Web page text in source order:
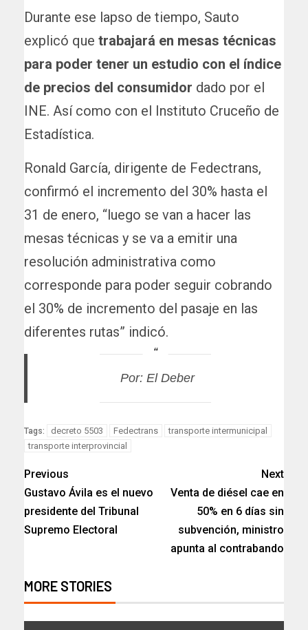
Durante ese lapso de tiempo, Sauto
explicó que trabajará en mesas técnicas
para poder tener un estudio con el índice
de precios del consumidor dado por el
INE. Así como con el Instituto Cruceño de
Estadística.
Ronald García, dirigente de Fedectrans,
confirmó el incremento del 30% hasta el
31 de enero, “luego se van a hacer las
mesas técnicas y se va a emitir una
resolución administrativa como
corresponde para poder seguir cobrando
el 30% de incremento del pasaje en las
diferentes rutas” indicó.
Por: El Deber
Tags: decreto 5503 Fedectrans
transporte intermunicipal
transporte interprovincial
Previous
Gustavo Ávila es el nuevo
presidente del Tribunal
Supremo Electoral
Next
Venta de diésel cae en
50% en 6 días sin
subvención, ministro
apunta al contrabando
MORE STORIES